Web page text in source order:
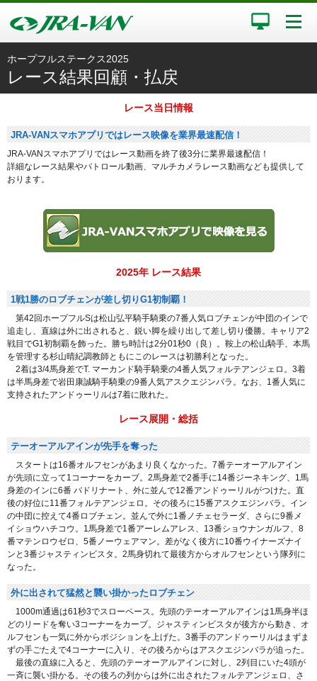
ホープフルステークス2025
レース結果回顧・払戻
レース当日情報
JRA-VANスマホアプリではレース映像を業界最速配信！
JRA-VANスマホアプリではレース動画を終了後3分に業界最速配信！
詳細なレース結果やパトロール動画、マルチカメラレース動画なども提供して
おります。
2025年 レース結果
1戦1勝のロブチェンが差し切りG1初制覇！
第42回ホープフルSは松山弘平騎手騎乗の7番人気ロブチェンが中団のインで
追走し、直線は外に出されると、鋭い脚を繰り出して差し切り優勝。キャリア2
戦目でG1初制覇を飾った。勝ち時計は2分01秒0（良）。鞍上の松山騎手、本馬
を管理する杉山晴紀調教師ともにこのレースは初勝利となった。
2着は3/4馬身差でT. マーカンド騎手騎乗の4番人気フォルテアンジェロ。3着
は半馬身差で岩田康誠騎手騎乗の9番人気アスクエジンバラ。なお、1番人気に
支持されたアンドゥーリルは7着に敗れた。
レース展開・総括
テーオーアルアインが先手を奪った
スタートは16番オルフセンがあまり良くなかった。7番テーオーアルアイン
が先頭に立って1コーナーをカーブ。2馬身差で2番手に14番ジーネキング、1馬
身差のインに6番 バドリナート、外に並んで12番アンドゥーリルがつけた。直
後の好位に11番フォルテアンジェロ。その後ろに15番アスクエジンバラ。イン
の中団に控えて4番ロブチェン。並んで外に1番ノチェセラーダ、さらに9番メ
イショウハチコウ。1馬身差で1番アーレムアレス、13番ショウナンガルフ、8
番マテンロウゼロ、5番ノーウェアマン。差がなく後方に10番ウイナーズナイ
ンと3番ジャスティンビスタ。2馬身切れて最後方からオルフセンという隊列に
なった。
外に出されて猛然と襲い掛かったロブチェン
1000m通過は61秒3でスローペース。先頭のテーオーアルアインは1馬身半ほ
どのリードを奪い3コーナーをカーブ。ジャスティンビスタが後方から動き、オ
ルフセンも一気に外からポジションを上げた。3番手のアンドゥーリルはまずま
ずの手ごたえで4コーナーに入り、その後ろからはアスクエジンバラが迫った。
最後の直線に入ると、先頭のテーオーアルアインに対し、2列目にいた4頭が
一斉に襲い掛かる。その後ろの列からは外に出されたフォルテアンジェロ、さ